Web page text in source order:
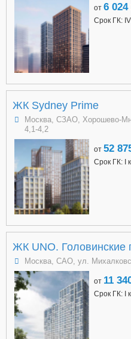
от 6 024
Срок ГК:
ЖК Sydney Prime
Москва, СЗАО, Хорошево-
4,1-4,2
от 52
Срок ГК: I
ЖК UNO. Головинские
Москва, САО, ул.
от 11
Срок ГК: I